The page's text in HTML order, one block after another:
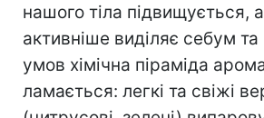
нашого тіла підвищується,
активніше виділяє себум та
умов хімічна піраміда
ламається: легкі та свіжі